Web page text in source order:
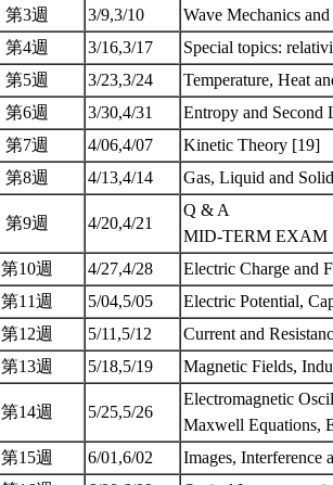
第3週
3/9,3/10
Wave Mechanics
第4週
3/16,3/17
Special topics:
第5週
3/23,3/24
Temperature, Heat
第6週
3/30,4/31
Entropy and Second
第7週
4/06,4/07
Kinetic Theory [19]
第8週
4/13,4/14 Gas, Liquid and
第9週 4/20,4/21
Q & A
MID-TERM EXAM
第10週
4/27,4/28
Electric Charge and
第11週
5/04,5/05
Electric Potential,
第12週
5/11,5/12
Current and
第13週
5/18,5/19 Magnetic Fields,
第14週 5/25,5/26
Electromagnetic
Maxwell Equations,
第15週
6/01,6/02
Images,